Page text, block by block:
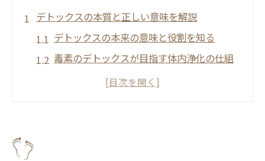
デトックスの本質と正しい意味を解説
デトックスの本来の意味と役割を知る
毒素のデトックスが目指す体内浄化の仕組